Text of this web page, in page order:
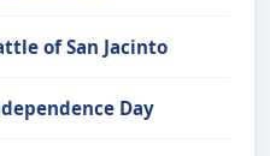
of San Jacinto
Day